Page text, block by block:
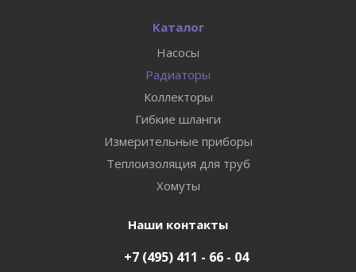
Каталог
Насосы
Радиаторы
Коллекторы
Гибкие шланги
Измерительные приборы
Теплоизоляция для труб
Хомуты
Наши контакты
+7 (495) 411 - 66 - 04